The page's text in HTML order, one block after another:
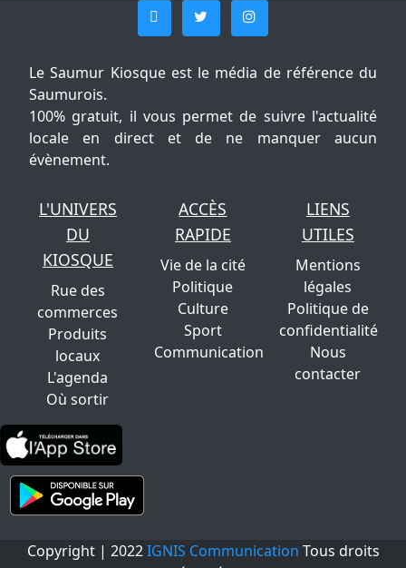
Le Saumur Kiosque est le média de référence du
Saumurois.
100% gratuit, il vous permet de suivre l'actualité
locale en direct et de ne manquer aucun
évènement.
L'UNIVERS
DU
KIOSQUE
Rue des
commerces
Produits
locaux
L'agenda
Où sortir
ACCÈS
RAPIDE
Vie de la cité
Politique
Culture
Sport
Communication
LIENS
UTILES
Mentions
légales
Politique de
confidentialité
Nous
contacter
Copyright | 2022IGNIS Communication Tous droits